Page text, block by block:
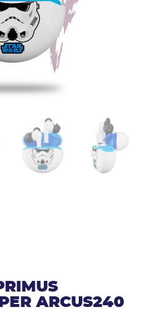
ARCUS240